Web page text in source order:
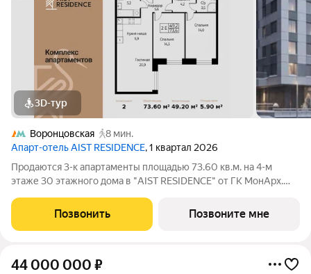
3D-тур
Воронцовская
8 мин.
Апарт-отель AIST RESIDENCE, 1 квартал 2026
Продаются 3-к апартаменты площадью 73.60 кв.м. на 4-м
этаже 30 этажного дома в "AIST RESIDENCE" от ГК МонАрх.
стремится к гармонии между динамичной городской жизнью и
отдыхом на природе.
Позвонить Позвоните мне
44 000 000 ₽